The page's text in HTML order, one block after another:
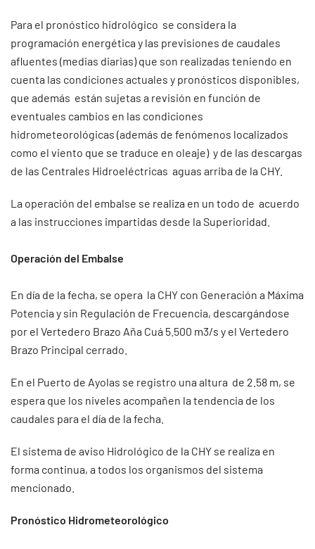
Para el pronóstico hidrológico se considera la
programación energética y las previsiones de caudales
afluentes (medias diarias) que son realizadas teniendo en
cuenta las condiciones actuales y pronósticos disponibles,
que además están sujetas a revisión en función de
eventuales cambios en las condiciones
hidrometeorológicas (además de fenómenos localizados
como el viento que se traduce en oleaje) y de las descargas
de las Centrales Hidroeléctricas aguas arriba de la CHY.
La operación del embalse se realiza en un todo de acuerdo
a las instrucciones impartidas desde la Superioridad.
Operación del Embalse
En día de la fecha, se opera la CHY con Generación a Máxima
Potencia y sin Regulación de Frecuencia, descargándose
por el Vertedero Brazo Aña Cuá 5.500 m3/s y el Vertedero
Brazo Principal cerrado.
En el Puerto de Ayolas se registro una altura de 2.58 m, se
espera que los niveles acompañen la tendencia de los
caudales para el día de la fecha.
El sistema de aviso Hidrológico de la CHY se realiza en
forma continua, a todos los organismos del sistema
mencionado.
Pronóstico Hidrometeorológico